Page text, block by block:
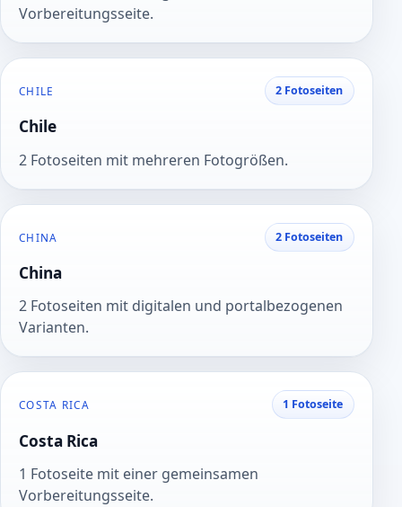
Vorbereitungsseite.
CHILE 2 Fotoseiten
Chile
2 Fotoseiten mit mehreren Fotogrößen.
CHINA 2 Fotoseiten
China
2 Fotoseiten mit digitalen und portalbezogenen
Varianten.
COSTA RICA 1 Fotoseite
Costa Rica
1 Fotoseite mit einer gemeinsamen
Vorbereitungsseite.